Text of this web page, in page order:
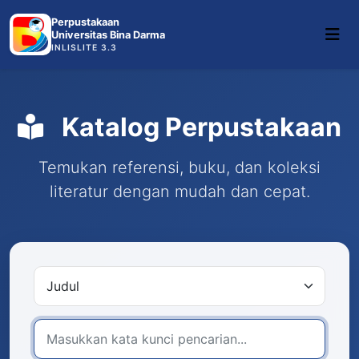
Perpustakaan
Universitas Bina Darma
INLISLITE 3.3
Katalog Perpustakaan
Temukan referensi, buku, dan koleksi
literatur dengan mudah dan cepat.